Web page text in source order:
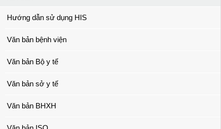
Hướng dẫn sử dụng HIS
Văn bản bệnh viện
Văn bản Bộ y tế
Văn bản sở y tế
Văn bản BHXH